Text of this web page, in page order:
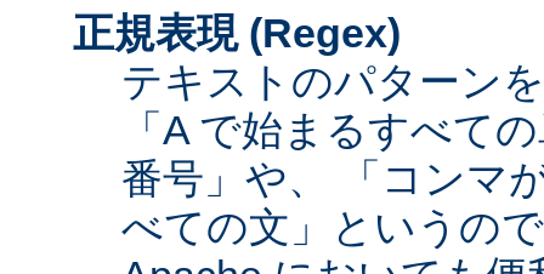
正規表現 (Regex)
テキストのパターン
「A で始まるすべて
番号」や、 「コンマ
べての文」というの